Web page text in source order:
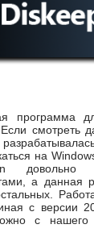
программа
смотреть
на
довольно
а данная
с версии
с нашего